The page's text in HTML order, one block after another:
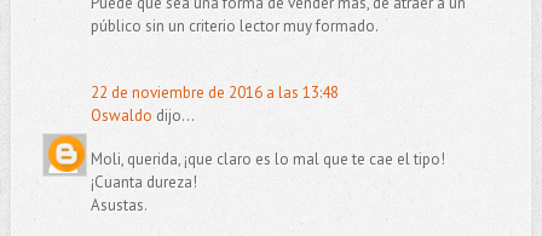
público sin un criterio lector muy formado.
22 de noviembre de 2016 a las 13:48
Oswaldo dijo...
Moli, querida, ¡que claro es lo mal que te cae el tipo!
¡Cuanta dureza!
Asustas.